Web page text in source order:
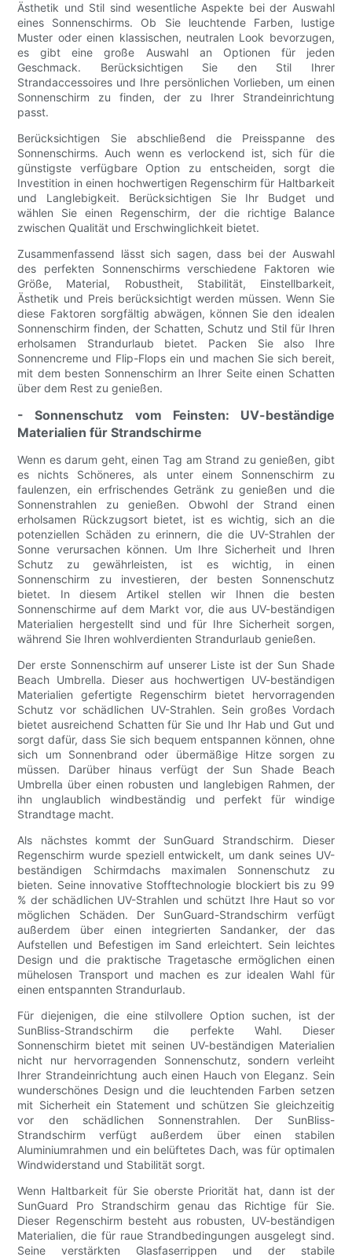
Ästhetik und Stil sind wesentliche Aspekte bei der Auswahl
eines Sonnenschirms. Ob Sie leuchtende Farben, lustige
Muster oder einen klassischen, neutralen Look bevorzugen,
es gibt eine große Auswahl an Optionen für jeden
Geschmack. Berücksichtigen Sie den Stil Ihrer
Strandaccessoires und Ihre persönlichen Vorlieben, um einen
Sonnenschirm zu finden, der zu Ihrer Strandeinrichtung
passt.
Berücksichtigen Sie abschließend die Preisspanne des
Sonnenschirms. Auch wenn es verlockend ist, sich für die
günstigste verfügbare Option zu entscheiden, sorgt die
Investition in einen hochwertigen Regenschirm für Haltbarkeit
und Langlebigkeit. Berücksichtigen Sie Ihr Budget und
wählen Sie einen Regenschirm, der die richtige Balance
zwischen Qualität und Erschwinglichkeit bietet.
Zusammenfassend lässt sich sagen, dass bei der Auswahl
des perfekten Sonnenschirms verschiedene Faktoren wie
Größe, Material, Robustheit, Stabilität, Einstellbarkeit,
Ästhetik und Preis berücksichtigt werden müssen. Wenn Sie
diese Faktoren sorgfältig abwägen, können Sie den idealen
Sonnenschirm finden, der Schatten, Schutz und Stil für Ihren
erholsamen Strandurlaub bietet. Packen Sie also Ihre
Sonnencreme und Flip-Flops ein und machen Sie sich bereit,
mit dem besten Sonnenschirm an Ihrer Seite einen Schatten
über dem Rest zu genießen.
- Sonnenschutz vom Feinsten: UV-beständige
Materialien für Strandschirme
Wenn es darum geht, einen Tag am Strand zu genießen, gibt
es nichts Schöneres, als unter einem Sonnenschirm zu
faulenzen, ein erfrischendes Getränk zu genießen und die
Sonnenstrahlen zu genießen. Obwohl der Strand einen
erholsamen Rückzugsort bietet, ist es wichtig, sich an die
potenziellen Schäden zu erinnern, die die UV-Strahlen der
Sonne verursachen können. Um Ihre Sicherheit und Ihren
Schutz zu gewährleisten, ist es wichtig, in einen
Sonnenschirm zu investieren, der besten Sonnenschutz
bietet. In diesem Artikel stellen wir Ihnen die besten
Sonnenschirme auf dem Markt vor, die aus UV-beständigen
Materialien hergestellt sind und für Ihre Sicherheit sorgen,
während Sie Ihren wohlverdienten Strandurlaub genießen.
Der erste Sonnenschirm auf unserer Liste ist der Sun Shade
Beach Umbrella. Dieser aus hochwertigen UV-beständigen
Materialien gefertigte Regenschirm bietet hervorragenden
Schutz vor schädlichen UV-Strahlen. Sein großes Vordach
bietet ausreichend Schatten für Sie und Ihr Hab und Gut und
sorgt dafür, dass Sie sich bequem entspannen können, ohne
sich um Sonnenbrand oder übermäßige Hitze sorgen zu
müssen. Darüber hinaus verfügt der Sun Shade Beach
Umbrella über einen robusten und langlebigen Rahmen, der
ihn unglaublich windbeständig und perfekt für windige
Strandtage macht.
Als nächstes kommt der SunGuard Strandschirm. Dieser
Regenschirm wurde speziell entwickelt, um dank seines UV-
beständigen Schirmdachs maximalen Sonnenschutz zu
bieten. Seine innovative Stofftechnologie blockiert bis zu 99
% der schädlichen UV-Strahlen und schützt Ihre Haut so vor
möglichen Schäden. Der SunGuard-Strandschirm verfügt
außerdem über einen integrierten Sandanker, der das
Aufstellen und Befestigen im Sand erleichtert. Sein leichtes
Design und die praktische Tragetasche ermöglichen einen
mühelosen Transport und machen es zur idealen Wahl für
einen entspannten Strandurlaub.
Für diejenigen, die eine stilvollere Option suchen, ist der
SunBliss-Strandschirm die perfekte Wahl. Dieser
Sonnenschirm bietet mit seinen UV-beständigen Materialien
nicht nur hervorragenden Sonnenschutz, sondern verleiht
Ihrer Strandeinrichtung auch einen Hauch von Eleganz. Sein
wunderschönes Design und die leuchtenden Farben setzen
mit Sicherheit ein Statement und schützen Sie gleichzeitig
vor den schädlichen Sonnenstrahlen. Der SunBliss-
Strandschirm verfügt außerdem über einen stabilen
Aluminiumrahmen und ein belüftetes Dach, was für optimalen
Windwiderstand und Stabilität sorgt.
Wenn Haltbarkeit für Sie oberste Priorität hat, dann ist der
SunGuard Pro Strandschirm genau das Richtige für Sie.
Dieser Regenschirm besteht aus robusten, UV-beständigen
Materialien, die für raue Strandbedingungen ausgelegt sind.
Seine verstärkten Glasfaserrippen und der stabile